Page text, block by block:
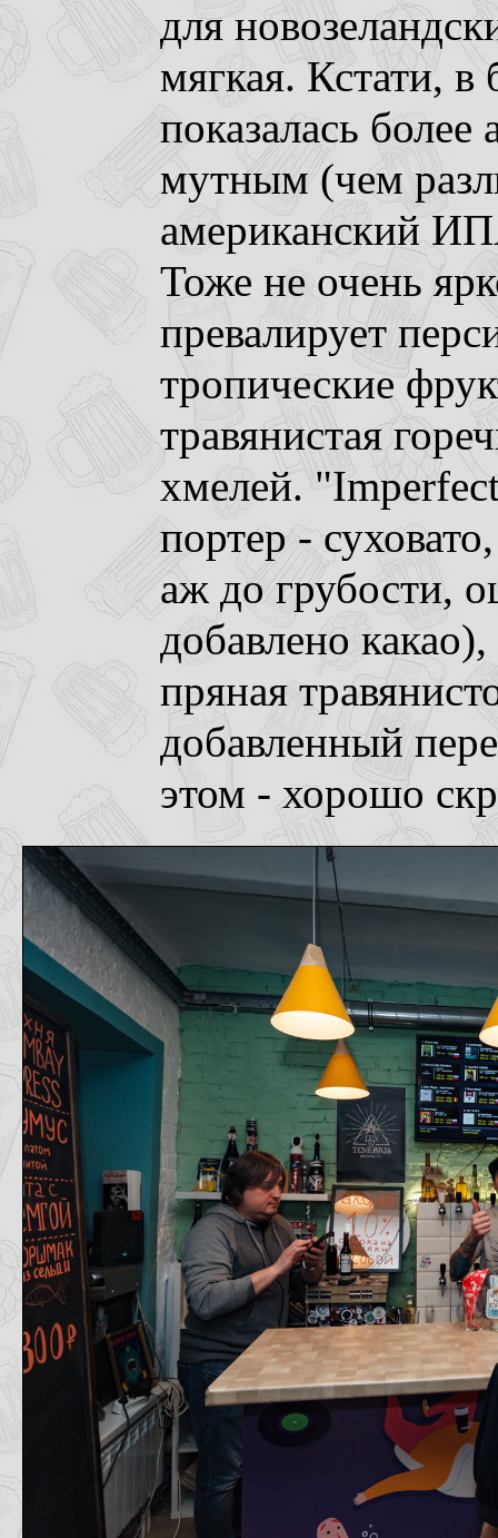
для
мягкая. Кстати,
показалась
мутным (чем
американский
Тоже не очень
превалирует
тропические
травянистая
хмелей.
портер -
аж до грубости,
добавлено
пряная
добавленный
этом - хорошо